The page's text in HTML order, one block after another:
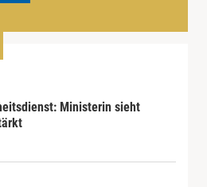
Ministerin sieht